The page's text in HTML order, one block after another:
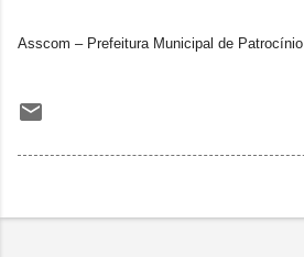
Asscom – Prefeitura Municipal de Patrocínio